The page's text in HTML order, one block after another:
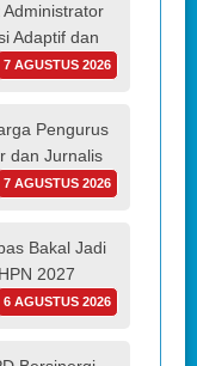
Adaptif dan
7 AGUSTUS 2026
Pengurus
dan Jurnalis
7 AGUSTUS 2026
Bakal Jadi
2027
6 AGUSTUS 2026